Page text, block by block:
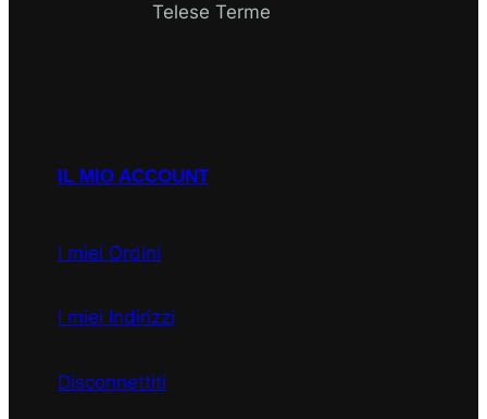
Telese Terme
IL MIO ACCOUNT
I miei Ordini
I miei Indirizzi
Disconnettiti